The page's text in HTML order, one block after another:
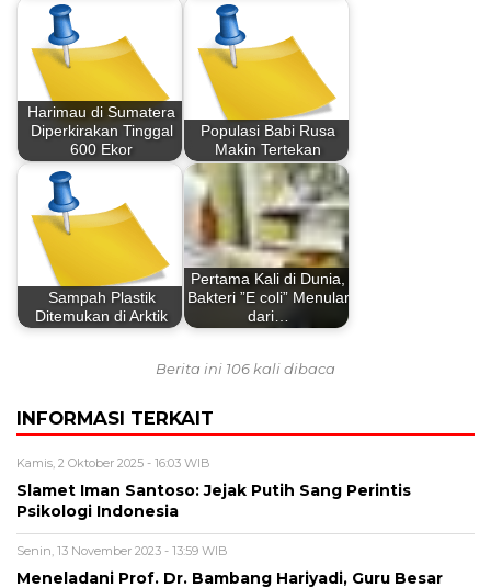
Harimau di Sumatera
Diperkirakan Tinggal
600 Ekor
Populasi Babi Rusa
Makin Tertekan
Sampah Plastik
Ditemukan di Arktik
Pertama Kali di Dunia,
Bakteri ”E coli” Menular
dari…
Berita ini 106 kali dibaca
INFORMASI TERKAIT
Kamis, 2 Oktober 2025 - 16:03 WIB
Slamet Iman Santoso: Jejak Putih Sang Perintis
Psikologi Indonesia
Senin, 13 November 2023 - 13:59 WIB
Meneladani Prof. Dr. Bambang Hariyadi, Guru Besar